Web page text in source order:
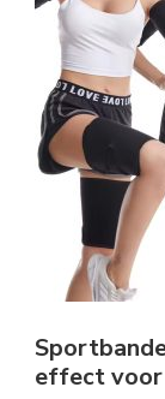
effect voor